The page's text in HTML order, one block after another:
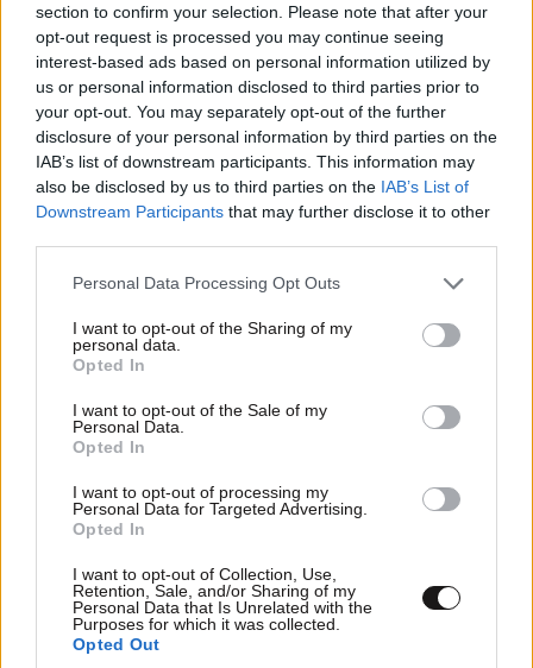
section to confirm your selection. Please note that after your
opt-out request is processed you may continue seeing
interest-based ads based on personal information utilized by
us or personal information disclosed to third parties prior to
your opt-out. You may separately opt-out of the further
disclosure of your personal information by third parties on the
IAB’s list of downstream participants. This information may
also be disclosed by us to third parties on the IAB’s List of
Downstream Participants that may further disclose it to other
Please note that this website/app uses one or more Google
not limited to your visit or usage behaviour. You may click to
grant or deny consent to Google and its third-party tags to
use your data for below specified purposes in below Google
consent section.
Personal Data Processing Opt Outs
I want to opt-out of the Sharing of my
personal data.
Opted In
I want to opt-out of the Sale of my
Personal Data.
Opted In
I want to opt-out of processing my
Personal Data for Targeted Advertising.
Opted In
I want to opt-out of Collection, Use,
Retention, Sale, and/or Sharing of my
Personal Data that Is Unrelated with the
Purposes for which it was collected.
Opted Out
Σοβαρό τροχαίο στο Λαγονήσι: Μηχανή της
ομάδας ΔΙΑΣ συγκρούστηκε με αυτοκίνητο που
έκανε αναστροφή – Δύο αστυνομικοί
Η απαγωγή και δολοφονία του Μάριου